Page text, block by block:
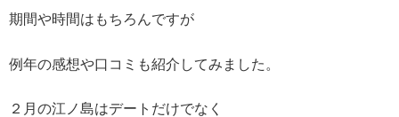
期間や時間はもちろんですが
例年の感想や口コミも紹介してみました。
２月の江ノ島はデートだけでなく